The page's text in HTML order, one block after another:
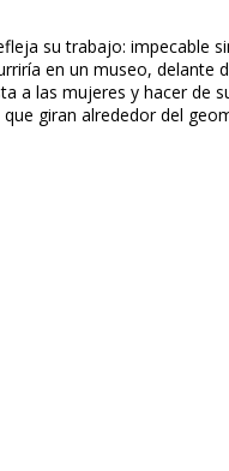
su trabajo: impecable
en un museo, delante
a las mujeres y hacer de
giran alrededor del